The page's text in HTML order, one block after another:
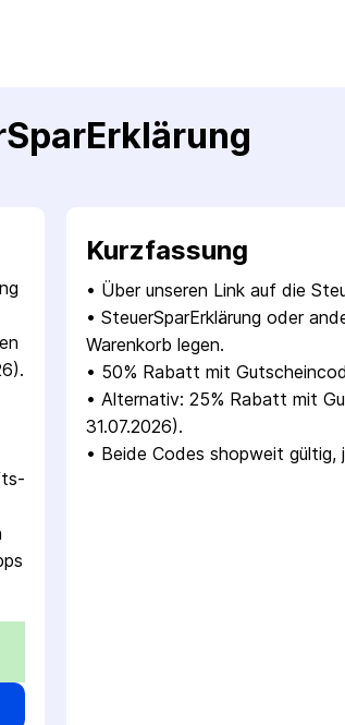
Kurzfassung
• Über unseren Link auf die
• SteuerSparErklärung oder
Warenkorb legen.
• 50% Rabatt mit
• Alternativ: 25% Rabatt mit
31.07.2026).
• Beide Codes shopweit gültig,